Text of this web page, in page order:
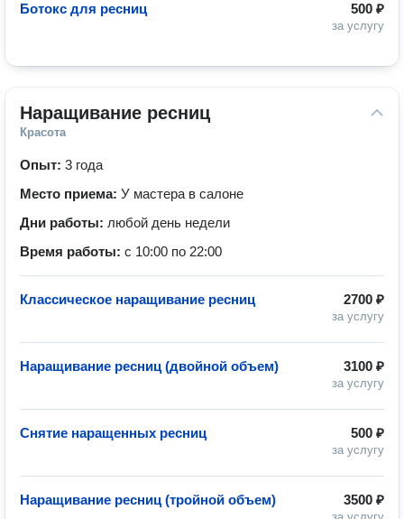
500 ₽
за услугу
Ботокс для ресниц
Наращивание ресниц
Красота
Опыт: 3 года
Место приема: У мастера в салоне
Дни работы: любой день недели
Время работы: с 10:00 по 22:00
2700 ₽
за услугу
Классическое наращивание ресниц
3100 ₽
за услугу
Наращивание ресниц (двойной объем)
500 ₽
за услугу
Снятие наращенных ресниц
3500 ₽
Наращивание ресниц (тройной объем)